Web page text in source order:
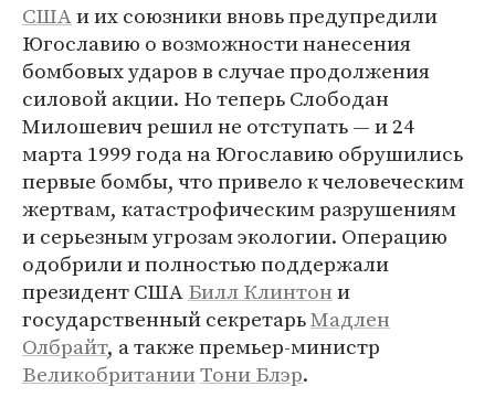
СШАи их союзники вновь предупредили
Югославию о возможности нанесения
бомбовых ударов в случае продолжения
силовой акции. Но теперь Слободан
Милошевич решил не отступать — и 24
марта 1999 года на Югославию обрушились
первые бомбы, что привело к человеческим
жертвам, катастрофическим разрушениям
и серьезным угрозам экологии. Операцию
одобрили и полностью поддержали
президент СШАБилл Клинтони
государственный секретарьМадлен
Олбрайт, а также премьер-министр
ВеликобританииТони Блэр.